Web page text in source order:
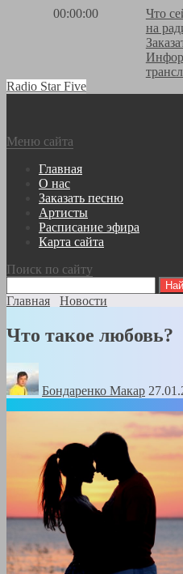
00:00:00
Что
на
Radio Star Five
Меню сайта
Главная
О нас
Заказать песню
Артисты
Расписание эфира
Карта сайта
Поиск по сайту
Главная Новости
Что такое любовь?
Бондаренко Mакар